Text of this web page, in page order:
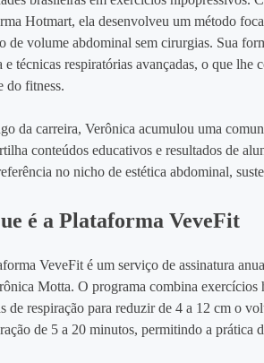
Hotmart, ela desenvolveu um método
de volume abdominal sem cirurgias. Sua
e técnicas respiratórias avançadas, o que
do fitness.
da carreira, Verônica acumulou uma
conteúdos educativos e resultados de
no nicho de estética abdominal,
é a Plataforma VeveFit
VeveFit é um serviço de assinatura
Motta. O programa combina exercícios
de respiração para reduzir de 4 a 12 cm o
de 5 a 20 minutos, permitindo a prática